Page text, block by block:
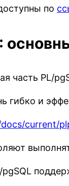
по
часть PL/
и
current/